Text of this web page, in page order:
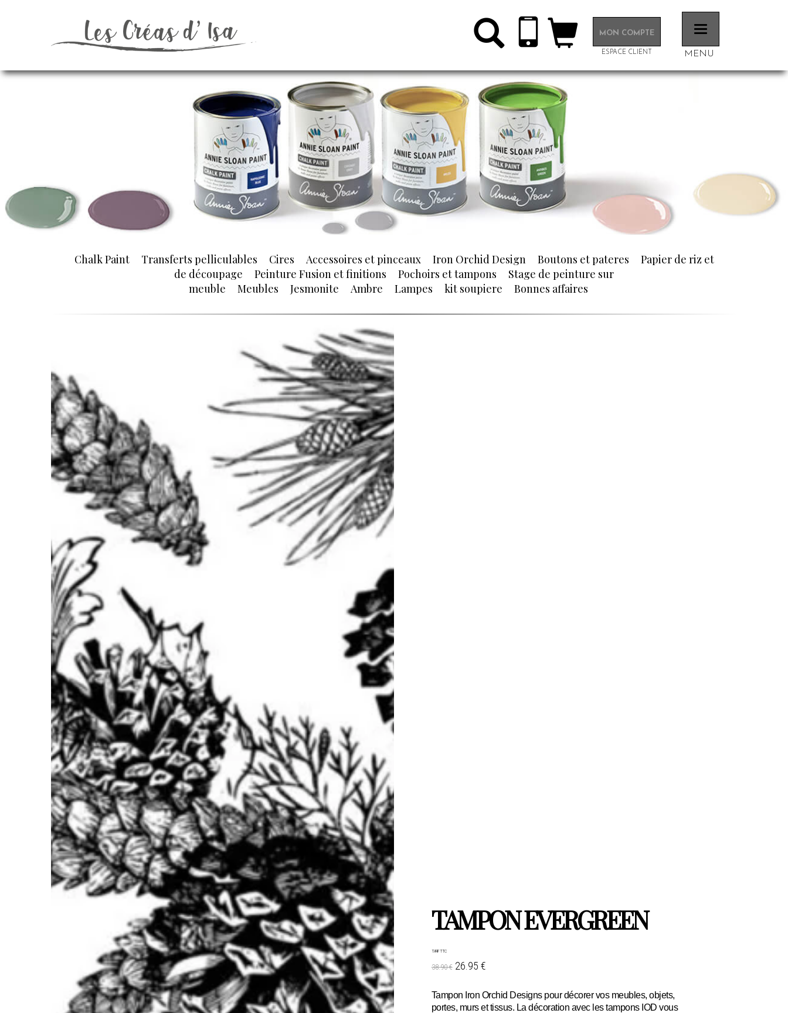
MON COMPTE
ESPACE CLIENT
Toggle
navigation
MENU
Chalk Paint Transferts pelliculables Cires Accessoires et pinceaux Iron Orchid Design Boutons et pateres
Papier de riz et
de découpage
Peinture Fusion et finitions Pochoirs et tampons
Stage de peinture sur
meuble
Meubles Jesmonite Ambre Lampes kit soupiere Bonnes affaires
TAMPON EVERGREEN
TARIF TTC
38.90 €26.95 €
Tampon Iron Orchid Designs pour décorer vos meubles, objets,
portes, murs et tissus. La décoration avec les tampons IOD vous